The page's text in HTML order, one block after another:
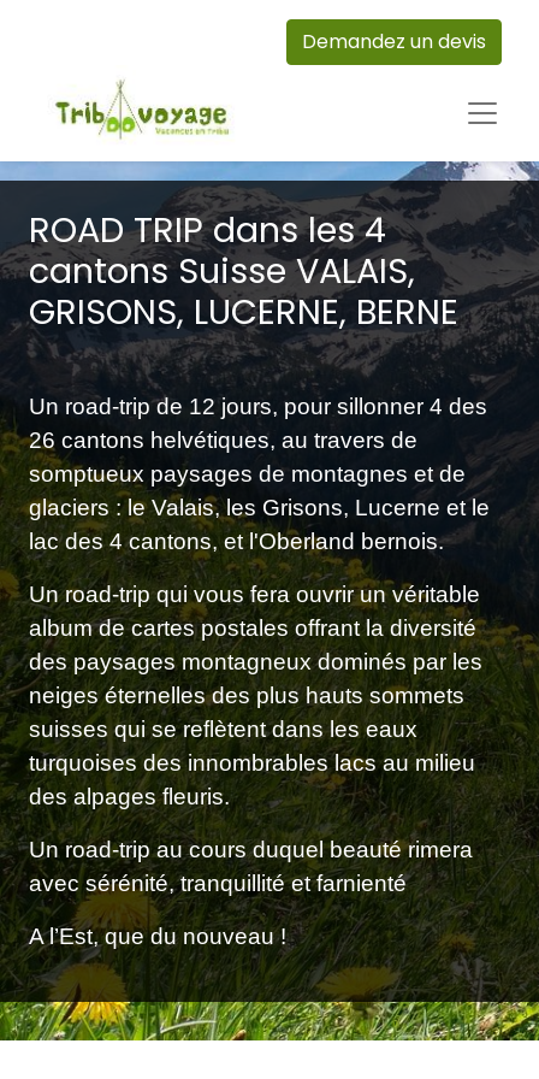
Demandez un devis
ROAD TRIP dans les 4
cantons Suisse VALAIS,
GRISONS, LUCERNE, BERNE
Un road-trip de 12 jours, pour sillonner 4 des
26 cantons helvétiques, au travers de
somptueux paysages de montagnes et de
glaciers : le Valais, les Grisons, Lucerne et le
lac des 4 cantons, et l'Oberland bernois.
Un road-trip qui vous fera ouvrir un véritable
album de cartes postales offrant la diversité
des paysages montagneux dominés par les
neiges éternelles des plus hauts sommets
suisses qui se reflètent dans les eaux
turquoises des innombrables lacs au milieu
des alpages fleuris.
Un road-trip au cours duquel beauté rimera
avec sérénité, tranquillité et farnienté
A l’Est, que du nouveau !